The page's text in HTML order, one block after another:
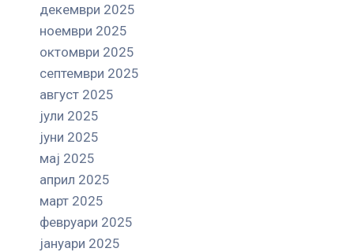
декември 2025
ноември 2025
октомври 2025
септември 2025
август 2025
јули 2025
јуни 2025
мај 2025
април 2025
март 2025
февруари 2025
јануари 2025